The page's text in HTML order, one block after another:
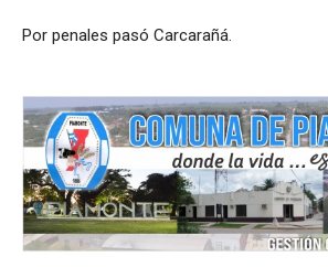
Por penales pasó Carcarañá.